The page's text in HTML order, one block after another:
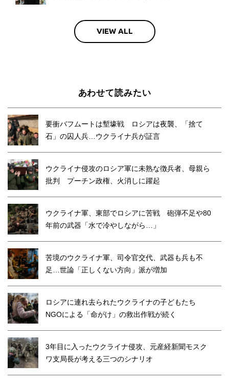
VIEW ALL
あわせて読みたい
要衝バフムートは塹壕戦 ロシアは夜襲、「捨て
石」の囚人兵…ウクライナ兵が証言
ウクライナ侵攻のロシア軍に未熟な徴兵者、母親ら
批判 プーチン政権、火消しに躍起
ウクライナ軍、東部でロシアに苦戦 砲弾不足や80
年前の武器「水で冷やしながら…」
苦境のウクライナ軍、司令官交代、武器も兵も不
足…世論「正しくない方向」派が増加
ロシアに連れ去られたウクライナの子どもたち
NGOによる「命がけ」の救出作戦が続く
3年目に入ったウクライナ侵攻、元産経新聞モスク
ワ支局長が考える三つのシナリオ